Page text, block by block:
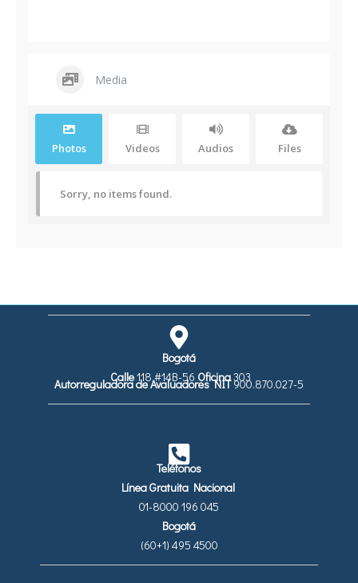
Media
Photos Videos Audios Files
Sorry, no items found.
Bogotá
Calle118 #14B-56 Oficina303
Autorreguladora de AvaluadoresNIT900.870.027-5
Teléfonos
Línea Gratuita Nacional
01-8000 196 045
Bogotá
(60+1) 495 4500